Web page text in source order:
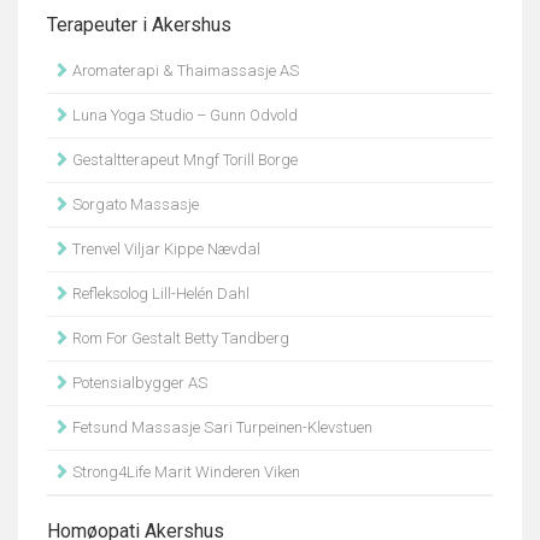
Terapeuter i Akershus
Aromaterapi & Thaimassasje AS
Luna Yoga Studio – Gunn Odvold
Gestaltterapeut Mngf Torill Borge
Sorgato Massasje
Trenvel Viljar Kippe Nævdal
Refleksolog Lill-Helén Dahl
Rom For Gestalt Betty Tandberg
Potensialbygger AS
Fetsund Massasje Sari Turpeinen-Klevstuen
Strong4Life Marit Winderen Viken
Homøopati Akershus